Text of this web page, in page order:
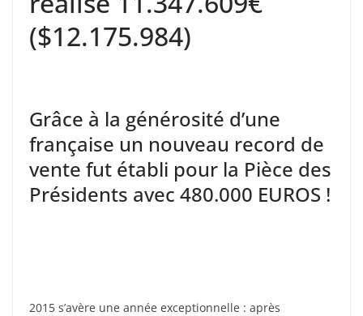
($12.175.984)
Grâce à la générosité d’une
française un nouveau record de
vente fut établi pour la Pièce des
Présidents avec 480.000 EUROS !
2015 s’avère une année exceptionnelle : après